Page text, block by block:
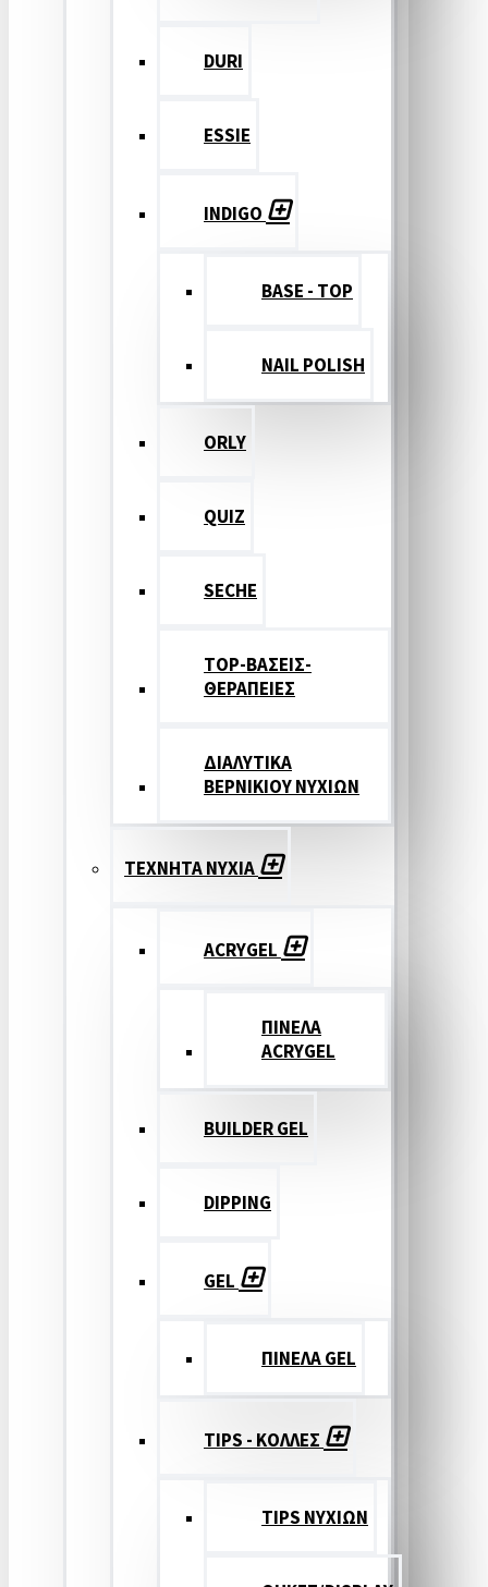
DURI
ESSIE
INDIGO
BASE - TOP
NAIL POLISH
ORLY
QUIZ
SECHE
TOP-ΒΑΣΕΙΣ-
ΘΕΡΑΠΕΙΕΣ
ΔΙΑΛΥΤΙΚΑ
ΒΕΡΝΙΚΙΟΥ ΝΥΧΙΩΝ
ΤΕΧΝΗΤΑ ΝΥΧΙΑ
ACRYGEL
ΠΙΝΕΛΑ
ACRYGEL
BUILDER GEL
DIPPING
GEL
ΠΙΝΕΛΑ GEL
TIPS - ΚΟΛΛΕΣ
TIPS ΝΥΧΙΩΝ